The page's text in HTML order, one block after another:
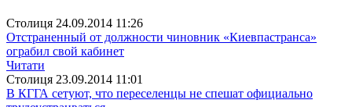
Столиця 24.09.2014 11:26
Отстраненный от должности чиновник «Киевпастранса»
ограбил свой кабинет
Читати
Столиця 23.09.2014 11:01
В КГГА сетуют, что переселенцы не спешат официально